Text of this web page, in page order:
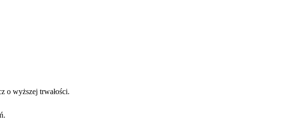
o wyższej trwałości.